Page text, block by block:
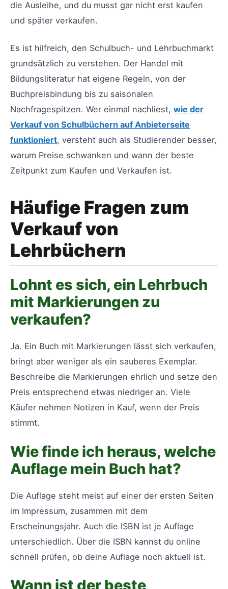
die Ausleihe, und du musst gar nicht erst kaufen
und später verkaufen.
Es ist hilfreich, den Schulbuch- und Lehrbuchmarkt
grundsätzlich zu verstehen. Der Handel mit
Bildungsliteratur hat eigene Regeln, von der
Buchpreisbindung bis zu saisonalen
Nachfragespitzen. Wer einmal nachliest, wie der
Verkauf von Schulbüchern auf Anbieterseite
funktioniert, versteht auch als Studierender besser,
warum Preise schwanken und wann der beste
Zeitpunkt zum Kaufen und Verkaufen ist.
Häufige Fragen zum
Verkauf von
Lehrbüchern
Lohnt es sich, ein Lehrbuch
mit Markierungen zu
verkaufen?
Ja. Ein Buch mit Markierungen lässt sich verkaufen,
bringt aber weniger als ein sauberes Exemplar.
Beschreibe die Markierungen ehrlich und setze den
Preis entsprechend etwas niedriger an. Viele
Käufer nehmen Notizen in Kauf, wenn der Preis
stimmt.
Wie finde ich heraus, welche
Auflage mein Buch hat?
Die Auflage steht meist auf einer der ersten Seiten
im Impressum, zusammen mit dem
Erscheinungsjahr. Auch die ISBN ist je Auflage
unterschiedlich. Über die ISBN kannst du online
schnell prüfen, ob deine Auflage noch aktuell ist.
Wann ist der beste